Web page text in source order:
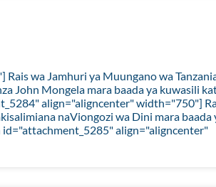
wa Jamhuri ya Muungano wa
John Mongela mara baada ya kuwasili
align="aligncenter" width="750"]
naViongozi wa Dini mara baada
align="aligncenter"